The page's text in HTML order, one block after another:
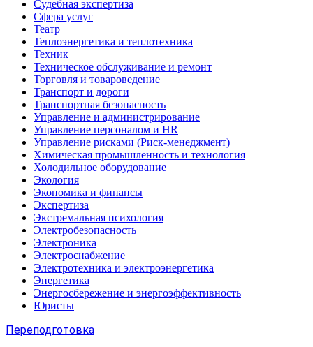
Судебная экспертиза
Сфера услуг
Театр
Теплоэнергетика и теплотехника
Техник
Техническое обслуживание и ремонт
Торговля и товароведение
Транспорт и дороги
Транспортная безопасность
Управление и администрирование
Управление персоналом и HR
Управление рисками (Риск-менеджмент)
Химическая промышленность и технология
Холодильное оборудование
Экология
Экономика и финансы
Экспертиза
Экстремальная психология
Электробезопасность
Электроника
Электроснабжение
Электротехника и электроэнергетика
Энергетика
Энергосбережение и энергоэффективность
Юристы
Переподготовка